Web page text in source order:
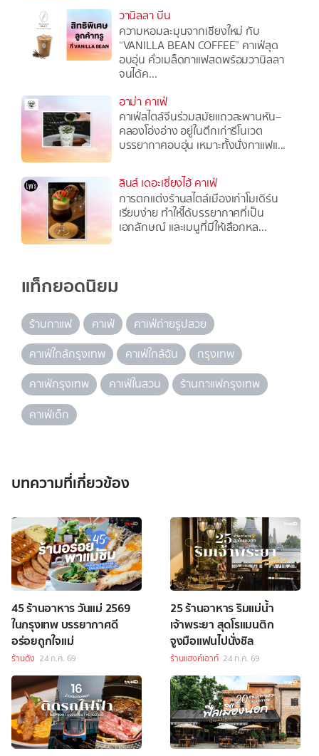
วานิลลา บีน
ความหอมละมุนจากเชียงใหม่ กับ
“VANILLA BEAN COFFEE” คาเฟ่สุด
อบอุ่น คั่วเมล็ดกาแฟสดพร้อมวานิลลา
จนได้ค...
อาม่า คาเฟ่
คาเฟ่สไตล์จีนร่วมสมัยแถวสะพานหัน–
คลองโอ่งอ่าง อยู่ในตึกเก่ารีโนเวต
บรรยากาศอบอุ่น เหมาะทั้งนั่งกาแฟแ...
ลินส์ เดอะเซี่ยงไฮ้ คาเฟ่
การตกแต่งร้านสไตล์เมืองเก่าโมเดิร์น
เรียบง่าย ทำให้ได้บรรยากาศที่เป็น
เอกลักษณ์ และเมนูที่มีให้เลือกหล...
แท็กยอดนิยม
ร้านกาแฟ คาเฟ่
คาเฟ่ถ่ายรูปสวย
คาเฟ่ใกล้กรุงเทพ
คาเฟ่ใกล้ฉัน
กรุงเทพ
คาเฟ่กรุงเทพ
คาเฟ่ในสวน
ร้านกาแฟกรุงเทพ
คาเฟ่เด็ก
บทความที่เกี่ยวข้อง
45 ร้านอาหาร วันแม่ 2569
ในกรุงเทพ บรรยากาศดี
อร่อยถูกใจแม่
ร้านดัง 24 ก.ค. 69
25 ร้านอาหาร ริมแม่น้ำ
เจ้าพระยา สุดโรแมนติก
จูงมือแฟนไปนั่งชิล
ร้านแฮงค์เอาท์ 24 ก.ค. 69